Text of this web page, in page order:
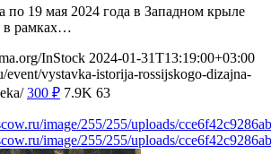
по 19 мая 2024 года в Западном крыле
в рамках…
InStock 2024-01-31T13:19:00+03:00
event/vystavka-istorija-rossijskogo-dizajna-
300 ₽ 7.9K 63
image/255/255/uploads/
image/255/255/uploads/